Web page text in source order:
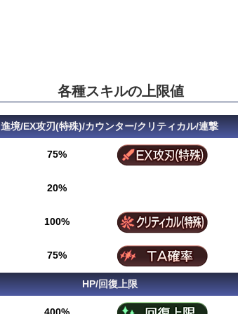
各種スキルの上限値
進境/EX攻刃(特殊)/カウンター/クリティカル/連撃
75%
20%
100%
75%
HP/回復上限